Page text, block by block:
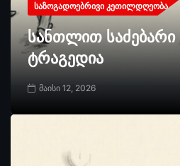
ᲡᲐᲖᲝᲒᲐᲓᲝᲔᲑᲠᲘᲕᲘ ᲙᲔᲗᲘᲚᲓᲦᲔᲝᲑᲐ
სანთლით საძებარი
ტრაგედია
მაისი 12, 2026